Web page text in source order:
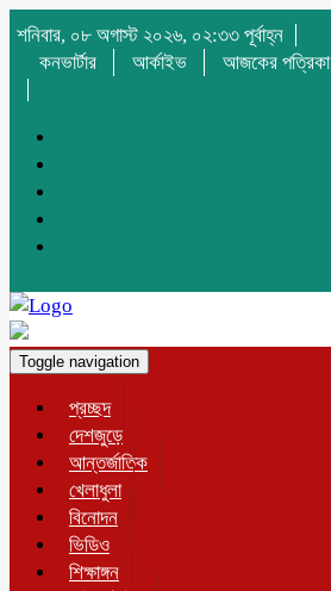
শনিবার, ০৮ অগাস্ট ২০২৬, ০২:৩৩ পূর্বাহ্ন
কনভার্টার
আর্কাইভ আজকের পত্রিকা
Toggle navigation
প্রচ্ছদ
দেশজুড়ে
আন্তর্জাতিক
খেলাধুলা
বিনোদন
ভিডিও
শিক্ষাঙ্গন